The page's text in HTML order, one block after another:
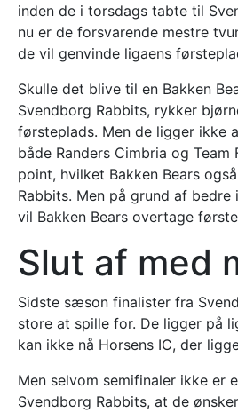
inden de i torsdags tabte til
nu er de forsvarende mestre
de vil genvinde ligaens
Skulle det blive til en Bakken
Svendborg Rabbits, rykker
førsteplads. Men de ligger ikke
både Randers Cimbria og
point, hvilket Bakken Bears
Rabbits. Men på grund af bedre
vil Bakken Bears overtage
Slut af med
Sidste sæson finalister fra
store at spille for. De ligger på
kan ikke nå Horsens IC, der
Men selvom semifinaler ikke er
Svendborg Rabbits, at de